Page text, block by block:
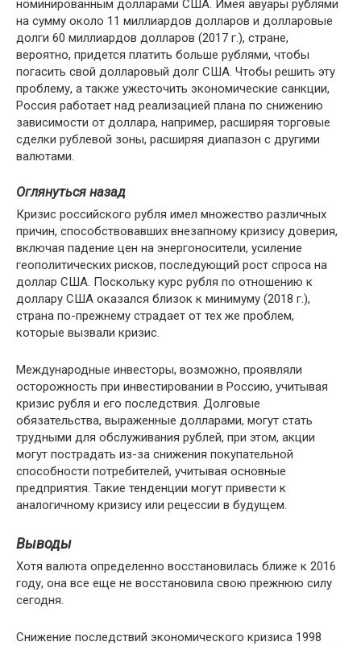
номинированным долларами США. Имея авуары рублями
на сумму около 11 миллиардов долларов и долларовые
долги 60 миллиардов долларов (2017 г.), стране,
вероятно, придется платить больше рублями, чтобы
погасить свой долларовый долг США. Чтобы решить эту
проблему, а также ужесточить экономические санкции,
Россия работает над реализацией плана по снижению
зависимости от доллара, например, расширяя торговые
сделки рублевой зоны, расширяя диапазон с другими
валютами.
Оглянуться назад
Кризис российского рубля имел множество различных
причин, способствовавших внезапному кризису доверия,
включая падение цен на энергоносители, усиление
геополитических рисков, последующий рост спроса на
доллар США. Поскольку курс рубля по отношению к
доллару США оказался близок к минимуму (2018 г.),
страна по-прежнему страдает от тех же проблем,
которые вызвали кризис.
Международные инвесторы, возможно, проявляли
осторожность при инвестировании в Россию, учитывая
кризис рубля и его последствия. Долговые
обязательства, выраженные долларами, могут стать
трудными для обслуживания рублей, при этом, акции
могут пострадать из-за снижения покупательной
способности потребителей, учитывая основные
предприятия. Такие тенденции могут привести к
аналогичному кризису или рецессии в будущем.
Выводы
Хотя валюта определенно восстановилась ближе к 2016
году, она все еще не восстановила свою прежнюю силу
сегодня.
Снижение последствий экономического кризиса 1998